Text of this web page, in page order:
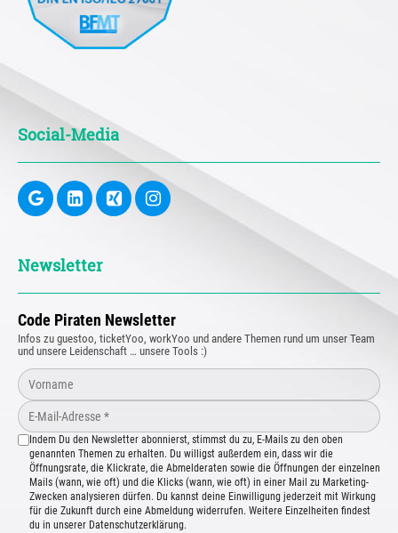
Social-Media
Newsletter
Code Piraten Newsletter
Infos zu guestoo, ticketYoo, workYoo und andere Themen rund um unser Team
und unsere Leidenschaft … unsere Tools :)
Indem Du den Newsletter abonnierst, stimmst du zu, E-Mails zu den oben
genannten Themen zu erhalten. Du willigst außerdem ein, dass wir die
Öffnungsrate, die Klickrate, die Abmelderaten sowie die Öffnungen der einzelnen
Mails (wann, wie oft) und die Klicks (wann, wie oft) in einer Mail zu Marketing-
Zwecken analysieren dürfen. Du kannst deine Einwilligung jederzeit mit Wirkung
für die Zukunft durch eine Abmeldung widerrufen. Weitere Einzelheiten findest
du in unserer Datenschutzerklärung.